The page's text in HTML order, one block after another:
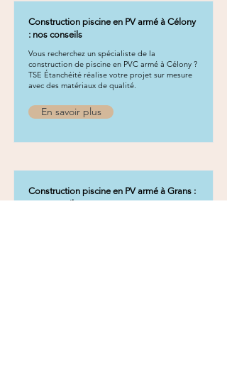
Construction piscine en PV armé à Célony
: nos conseils
Vous recherchez un spécialiste de la
construction de piscine en PVC armé à Célony ?
TSE Étanchéité réalise votre projet sur mesure
avec des matériaux de qualité.
En savoir plus
Construction piscine en PV armé à Grans :
nos conseils